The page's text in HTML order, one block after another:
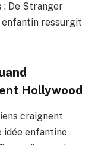
: De Stranger
enfantin ressurgit
Hollywood
craignent
idée enfantine